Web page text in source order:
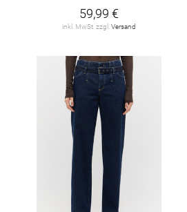
59,99 €
inkl. MwSt. zzgl. Versand